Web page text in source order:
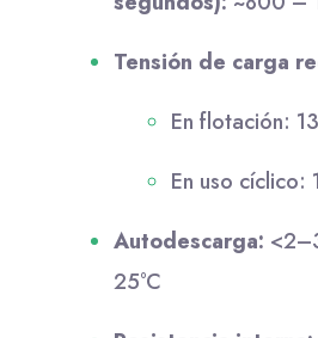
Tensión de carga
En flotación:
En uso
Autodescarga:
25°C